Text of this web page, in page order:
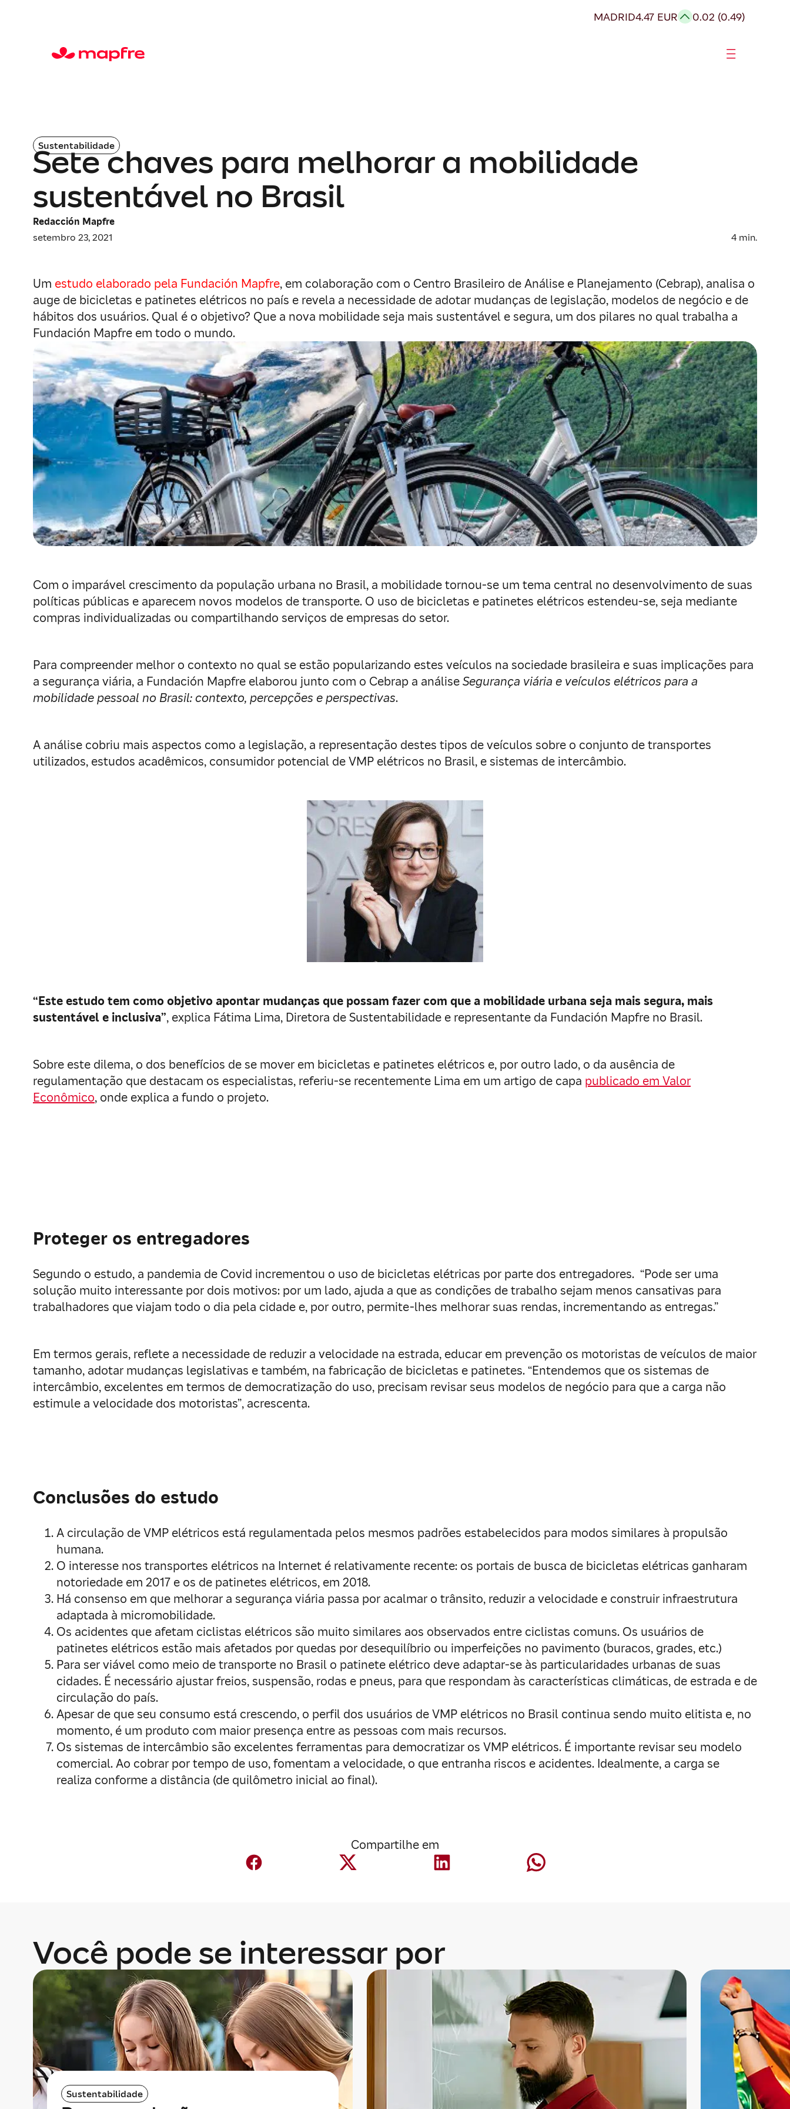
MADRID4.47 EUR 0.02 (0.49)
Sustentabilidade
Sete chaves para melhorar a mobilidade
sustentável no Brasil
Redacción Mapfre
setembro 23, 2021
4 min.
Um estudo elaborado pela Fundación Mapfre, em colaboração com o Centro Brasileiro de Análise e Planejamento (Cebrap), analisa o
auge de bicicletas e patinetes elétricos no país e revela a necessidade de adotar mudanças de legislação, modelos de negócio e de
hábitos dos usuários. Qual é o objetivo? Que a nova mobilidade seja mais sustentável e segura, um dos pilares no qual trabalha a
Fundación Mapfre em todo o mundo.
Com o imparável crescimento da população urbana no Brasil, a mobilidade tornou-se um tema central no desenvolvimento de suas
políticas públicas e aparecem novos modelos de transporte. O uso de bicicletas e patinetes elétricos estendeu-se, seja mediante
compras individualizadas ou compartilhando serviços de empresas do setor.
Para compreender melhor o contexto no qual se estão popularizando estes veículos na sociedade brasileira e suas implicações para
a segurança viária, a Fundación Mapfre elaborou junto com o Cebrap a análiseSegurança viária e veículos elétricos para a
mobilidade pessoal no Brasil: contexto, percepções e perspectivas.
A análise cobriu mais aspectos como a legislação, a representação destes tipos de veículos sobre o conjunto de transportes
utilizados, estudos acadêmicos, consumidor potencial de VMP elétricos no Brasil, e sistemas de intercâmbio.
“Este estudo tem como objetivo apontar mudanças que possam fazer com que a mobilidade urbana seja mais segura, mais
sustentável e inclusiva”, explica Fátima Lima, Diretora de Sustentabilidade e representante da Fundación Mapfre no Brasil.
Sobre este dilema, o dos benefícios de se mover em bicicletas e patinetes elétricos e, por outro lado, o da ausência de
regulamentação que destacam os especialistas, referiu-se recentemente Lima em um artigo de capa publicado em Valor
Econômico, onde explica a fundo o projeto.
Proteger os entregadores
Segundo o estudo, a pandemia de Covid incrementou o uso de bicicletas elétricas por parte dos entregadores. “Pode ser uma
solução muito interessante por dois motivos: por um lado, ajuda a que as condições de trabalho sejam menos cansativas para
trabalhadores que viajam todo o dia pela cidade e, por outro, permite-lhes melhorar suas rendas, incrementando as entregas.”
Em termos gerais, reflete a necessidade de reduzir a velocidade na estrada, educar em prevenção os motoristas de veículos de maior
tamanho, adotar mudanças legislativas e também, na fabricação de bicicletas e patinetes. “Entendemos que os sistemas de
intercâmbio, excelentes em termos de democratização do uso, precisam revisar seus modelos de negócio para que a carga não
estimule a velocidade dos motoristas”, acrescenta.
Conclusões do estudo
A circulação de VMP elétricos está regulamentada pelos mesmos padrões estabelecidos para modos similares à propulsão
humana.
O interesse nos transportes elétricos na Internet é relativamente recente: os portais de busca de bicicletas elétricas ganharam
notoriedade em 2017 e os de patinetes elétricos, em 2018.
Há consenso em que melhorar a segurança viária passa por acalmar o trânsito, reduzir a velocidade e construir infraestrutura
adaptada à micromobilidade.
Os acidentes que afetam ciclistas elétricos são muito similares aos observados entre ciclistas comuns. Os usuários de
patinetes elétricos estão mais afetados por quedas por desequilíbrio ou imperfeições no pavimento (buracos, grades, etc.)
Para ser viável como meio de transporte no Brasil o patinete elétrico deve adaptar-se às particularidades urbanas de suas
cidades. É necessário ajustar freios, suspensão, rodas e pneus, para que respondam às características climáticas, de estrada e de
circulação do país.
Apesar de que seu consumo está crescendo, o perfil dos usuários de VMP elétricos no Brasil continua sendo muito elitista e, no
momento, é um produto com maior presença entre as pessoas com mais recursos.
Os sistemas de intercâmbio são excelentes ferramentas para democratizar os VMP elétricos. É importante revisar seu modelo
comercial. Ao cobrar por tempo de uso, fomentam a velocidade, o que entranha riscos e acidentes. Idealmente, a carga se
realiza conforme a distância (de quilômetro inicial ao final).
Compartilhe em
Você pode se interessar por
Sustentabilidade